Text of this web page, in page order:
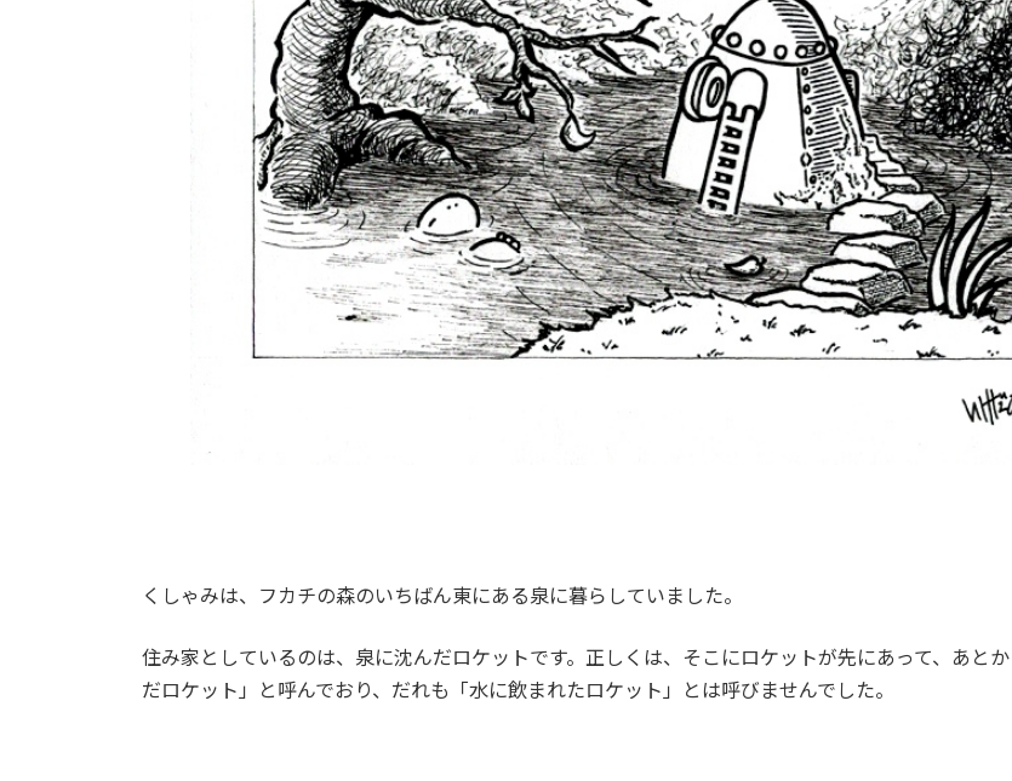
くしゃみは、フカチの森のいちばん東にある泉に暮らしていました。
住み家としているのは、泉に沈んだロケットです。正しくは、そこにロケットが先にあって、あと
だロケット」と呼んでおり、だれも「水に飲まれたロケット」とは呼びませんでした。